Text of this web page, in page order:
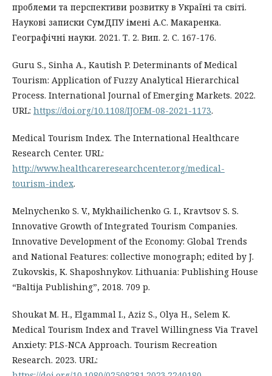
проблеми та перспективи розвитку в Україні та світі.
Наукові записки СумДПУ імені А.С. Макаренка.
Географічні науки. 2021. Т. 2. Вип. 2. С. 167-176.
Guru S., Sinha A., Kautish P. Determinants of Medical
Tourism: Application of Fuzzy Analytical Hierarchical
Process. International Journal of Emerging Markets. 2022.
URL: https://doi.org/10.1108/IJOEM-08-2021-1173.
Medical Tourism Index. The International Healthcare
Research Center. URL:
http://www.healthcareresearchcenter.org/medical-
tourism-index.
Melnychenko S. V., Mykhailichenko G. I., Kravtsov S. S.
Innovative Growth of Integrated Tourism Companies.
Innovative Development of the Economy: Global Trends
and National Features: collective monograph; edited by J.
Zukovskis, K. Shaposhnykov. Lithuania: Publishing House
“Baltija Publishing”, 2018. 709 p.
Shoukat M. H., Elgammal I., Aziz S., Olya H., Selem K.
Medical Tourism Index and Travel Willingness Via Travel
Anxiety: PLS-NCA Approach. Tourism Recreation
Research. 2023. URL: